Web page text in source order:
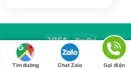
Copyright 2026 © Spa & Beauty
Tìm đường Chat Zalo Gọi điện